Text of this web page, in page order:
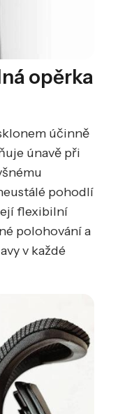
opěrka
účinně
únavě při
pohodlí
flexibilní
polohování a
v každé